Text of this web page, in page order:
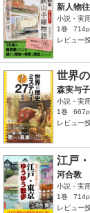
新人物
小説・実
1巻
レビュー
世界
森実与子
小説・実
1巻
レビュー
江戸
河合敦
小説・実
1巻
レビュー